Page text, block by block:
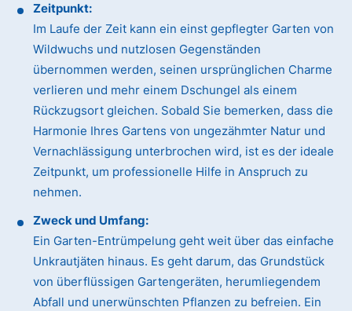
Zeitpunkt:
Im Laufe der Zeit kann ein einst gepflegter Garten von
Wildwuchs und nutzlosen Gegenständen
übernommen werden, seinen ursprünglichen Charme
verlieren und mehr einem Dschungel als einem
Rückzugsort gleichen. Sobald Sie bemerken, dass die
Harmonie Ihres Gartens von ungezähmter Natur und
Vernachlässigung unterbrochen wird, ist es der ideale
Zeitpunkt, um professionelle Hilfe in Anspruch zu
nehmen.
Zweck und Umfang:
Ein Garten-Entrümpelung geht weit über das einfache
Unkrautjäten hinaus. Es geht darum, das Grundstück
von überflüssigen Gartengeräten, herumliegendem
Abfall und unerwünschten Pflanzen zu befreien. Ein